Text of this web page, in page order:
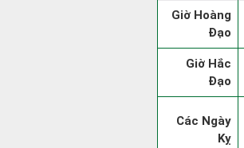
Giờ Hoàng
Đạo
Giờ Hắc
Đạo
Các Ngày
Kỵ